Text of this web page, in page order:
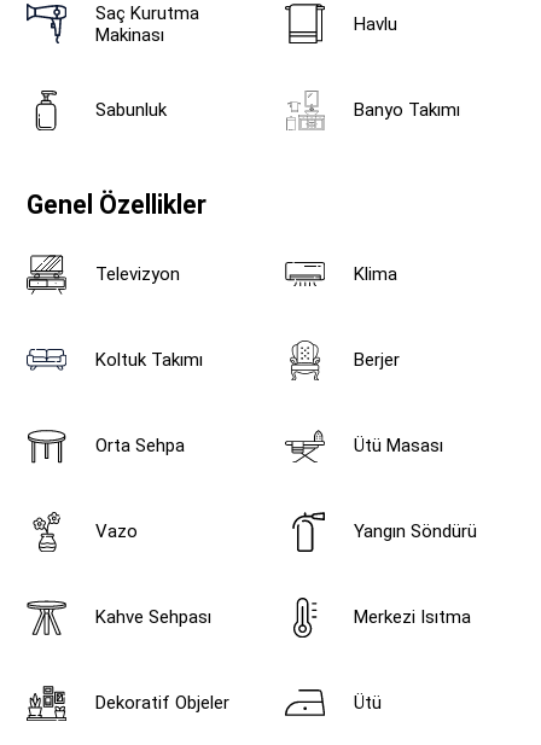
Saç Kurutma
Makinası
Havlu
Sabunluk Banyo Takımı
Genel Özellikler
Televizyon Klima
Koltuk Takımı Berjer
Orta Sehpa Ütü Masası
Vazo Yangın Söndürü
Kahve Sehpası Merkezi Isıtma
Dekoratif Objeler Ütü